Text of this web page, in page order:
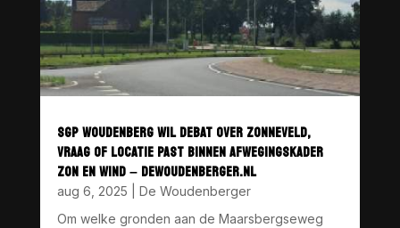
SGP WOUDENBERG WIL DEBAT OVER ZONNEVELD,
VRAAG OF LOCATIE PAST BINNEN AFWEGINGSKADER
ZON EN WIND – DEWOUDENBERGER.NL
aug 6, 2025
De Woudenberger
Om welke gronden aan de Maarsbergseweg